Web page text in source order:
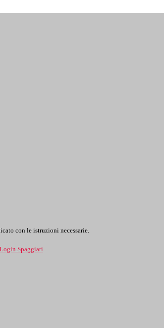
con le istruzioni necessarie.
Login Spaggiari